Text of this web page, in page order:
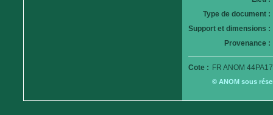
Type de document :
Support et dimensions :
Provenance :
Cote : FR ANOM
© ANOM sous